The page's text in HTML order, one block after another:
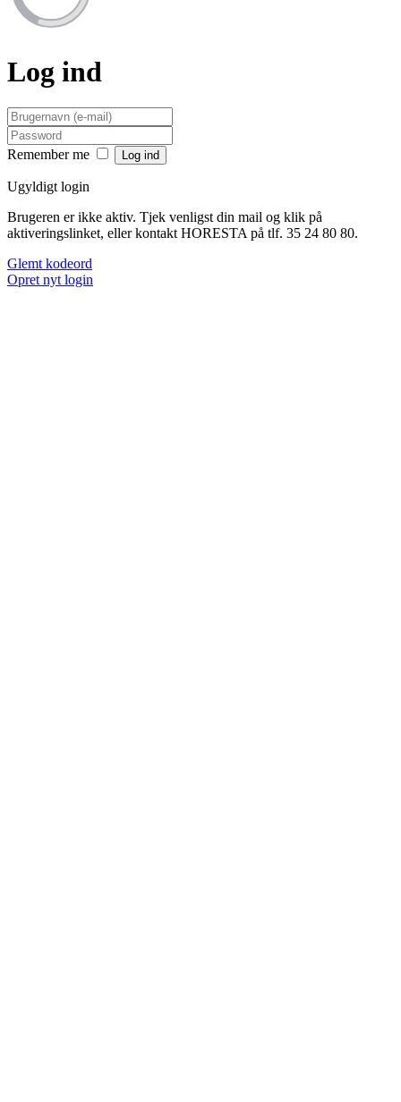
Log ind
Remember me
Ugyldigt login
Brugeren er ikke aktiv. Tjek venligst din mail og klik på
aktiveringslinket, eller kontakt HORESTA på tlf. 35 24 80 80.
Glemt kodeord
Opret nyt login